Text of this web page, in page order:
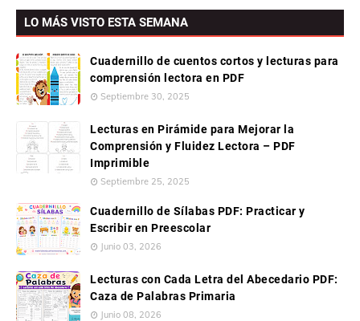
LO MÁS VISTO ESTA SEMANA
Cuadernillo de cuentos cortos y lecturas para
comprensión lectora en PDF
Septiembre 30, 2025
Lecturas en Pirámide para Mejorar la
Comprensión y Fluidez Lectora – PDF
Imprimible
Septiembre 25, 2025
Cuadernillo de Sílabas PDF: Practicar y
Escribir en Preescolar
Junio 03, 2026
Lecturas con Cada Letra del Abecedario PDF:
Caza de Palabras Primaria
Junio 08, 2026